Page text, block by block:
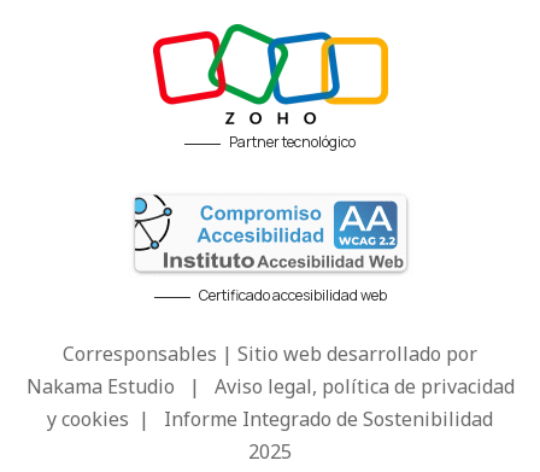
Partner tecnológico
Certificado accesibilidad web
Corresponsables | Sitio web desarrollado por
Nakama Estudio | Aviso legal, política de privacidad
y cookies | Informe Integrado de Sostenibilidad
2025